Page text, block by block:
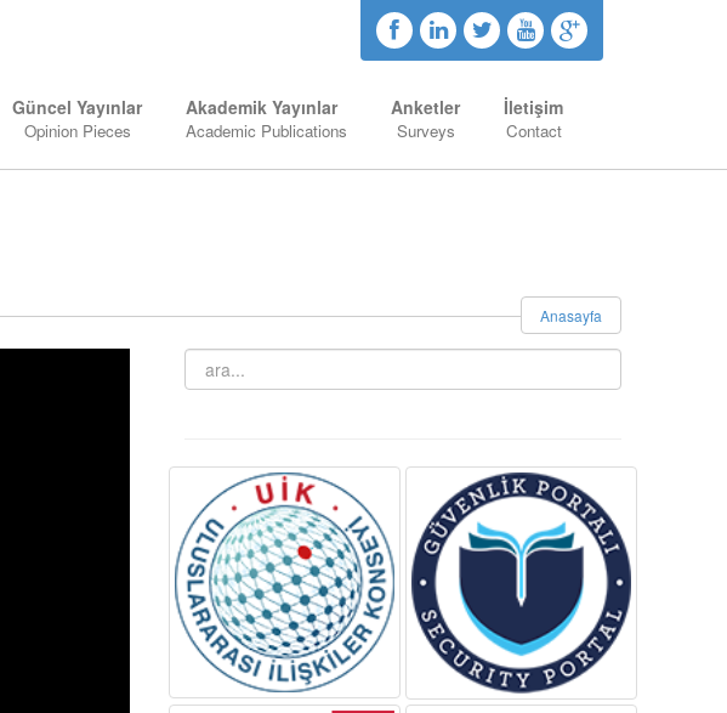
Güncel Yayınlar
Opinion Pieces
Akademik Yayınlar
Academic Publications
Anketler
Surveys
İletişim
Contact
Anasayfa